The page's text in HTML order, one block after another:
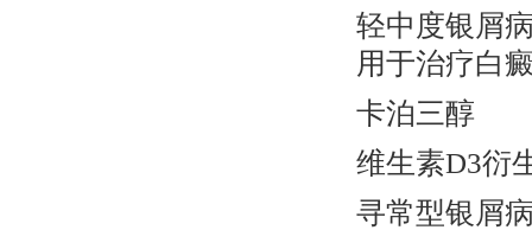
轻中度银屑
用于治疗白
卡泊三醇
维生素D3衍
寻常型银屑